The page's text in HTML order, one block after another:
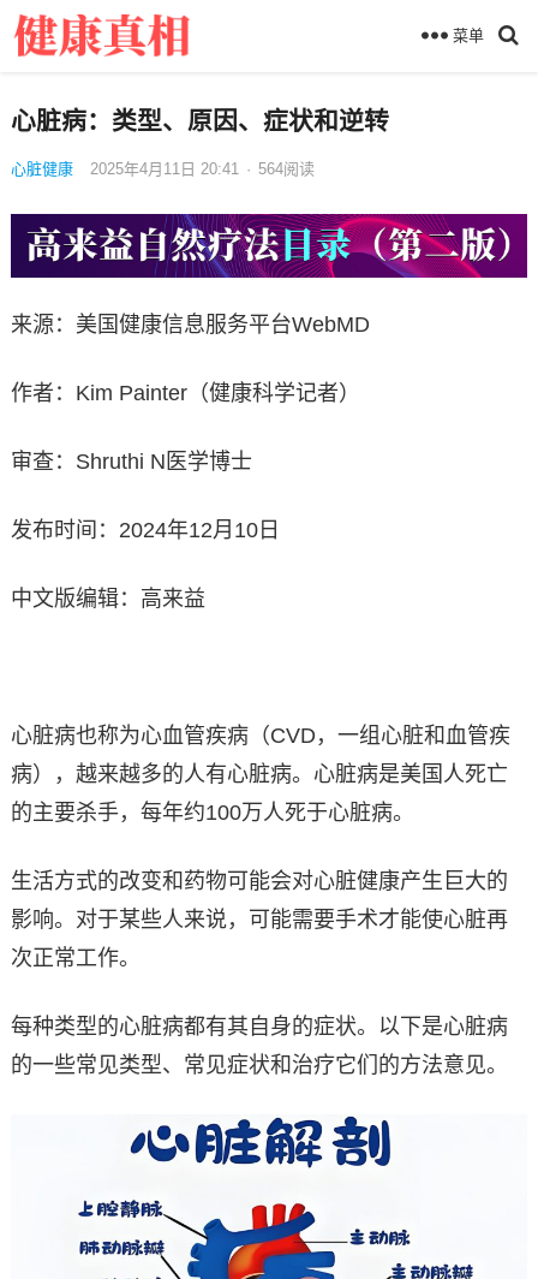
菜单
心脏病：类型、原因、症状和逆转
心脏健康 2025年4月11日 20:41 · 564阅读
来源：美国健康信息服务平台WebMD
作者：Kim Painter（健康科学记者）
审查：Shruthi N医学博士
发布时间：2024年12月10日
中文版编辑：高来益
心脏病也称为心血管疾病（CVD，一组心脏和血管疾
病），越来越多的人有心脏病。心脏病是美国人死亡
的主要杀手，每年约100万人死于心脏病。
生活方式的改变和药物可能会对心脏健康产生巨大的
影响。对于某些人来说，可能需要手术才能使心脏再
次正常工作。
每种类型的心脏病都有其自身的症状。以下是心脏病
的一些常见类型、常见症状和治疗它们的方法意见。